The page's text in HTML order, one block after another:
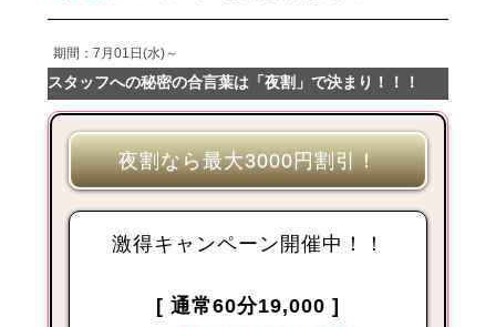
期間：7月01日(水)～
スタッフへの秘密の合言葉は「夜割」で決まり！！！
夜割なら最大3000円割引！
激得キャンペーン開催中！！
[ 通常60分19,000 ]